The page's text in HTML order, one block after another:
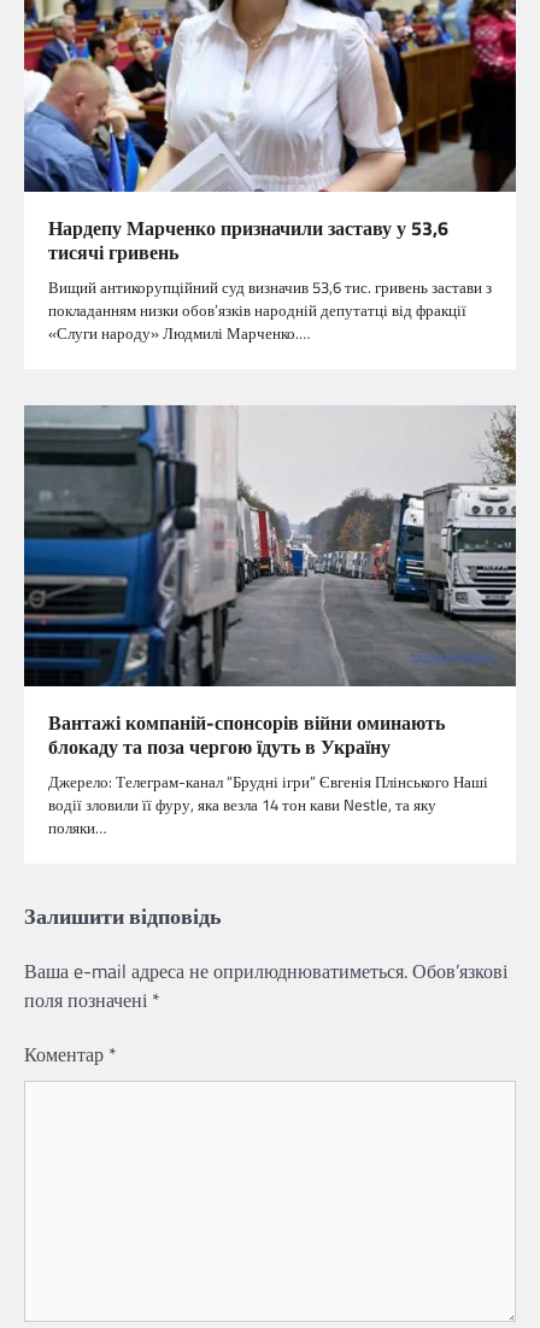
Нардепу Марченко призначили заставу у 53,6
тисячі гривень
Вищий антикорупційний суд визначив 53,6 тис. гривень застави з
покладанням низки обов’язків народній депутатці від фракції
«Слуги народу» Людмилі Марченко.…
Вантажі компаній-спонсорів війни оминають
блокаду та поза чергою їдуть в Україну
Джерело: Телеграм-канал “Брудні ігри” Євгенія Плінського Наші
водії зловили її фуру, яка везла 14 тон кави Nestle, та яку
поляки…
Залишити відповідь
Ваша e-mail адреса не оприлюднюватиметься.Обов’язкові
поля позначені *
Коментар *